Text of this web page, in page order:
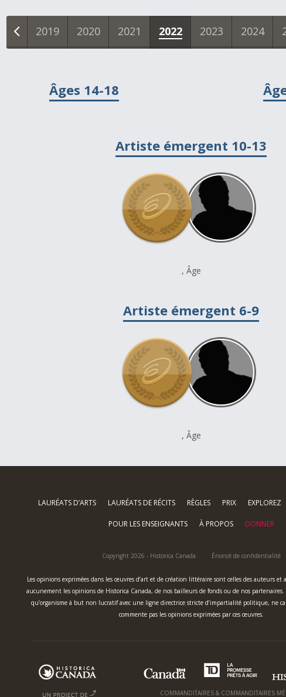
2018 2019 2020 2021 2022 2023 2024
Âges 14-18
Artiste émergent 10-13
, Âge
Artiste émergent 6-9
, Âge
LAURÉATS D’ARTS LAURÉATS DE RÉCITS RÈGLES PRIX EXPLOREZ
POUR LES ENSEIGNANTS À PROPOS DONNER
Copyright 2026 - Historica Canada Énoncé de confidentialité
Les opinions exprimées dans les œuvres d’art et de création littéraire sont celles des auteurs
aucunement les opinions de Historica Canada, de nos bailleurs de fonds ou de nos
qu’organisme à but non lucratif avec une ligne directrice stricte d’impartialité politique, ne
commente pas les opinions exprimées par ces œuvres.
COMMANDITAIRES & COMMANDITAIRES